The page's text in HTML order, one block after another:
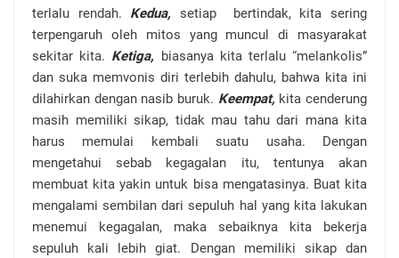
terlalu rendah. Kedua, setiap
bertindak, kita sering
terpengaruh oleh mitos yang muncul di masyarakat
sekitar kita. Ketiga, biasanya kita terlalu “melankolis”
dan suka memvonis diri terlebih dahulu, bahwa kita ini
dilahirkan dengan nasib buruk. Keempat, kita cenderung
masih memiliki sikap, tidak mau tahu dari mana kita
harus memulai
kembali suatu usaha. Dengan
mengetahui sebab kegagalan itu, tentunya akan
membuat kita yakin untuk bisa mengatasinya. Buat kita
mengalami sembilan dari sepuluh hal yang kita lakukan
menemui kegagalan, maka sebaiknya kita bekerja
sepuluh kali lebih giat. Dengan memiliki sikap dan